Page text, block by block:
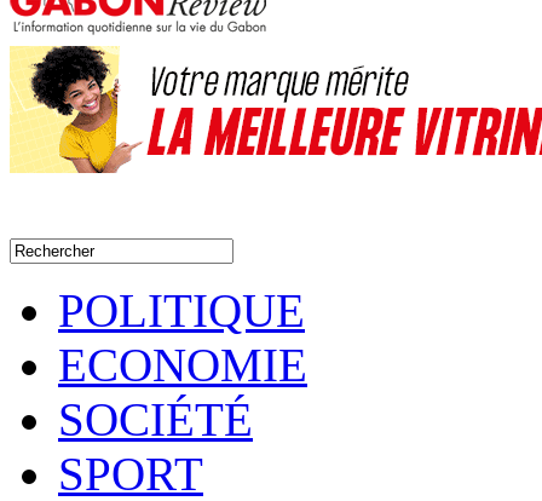
POLITIQUE
ECONOMIE
SOCIÉTÉ
SPORT